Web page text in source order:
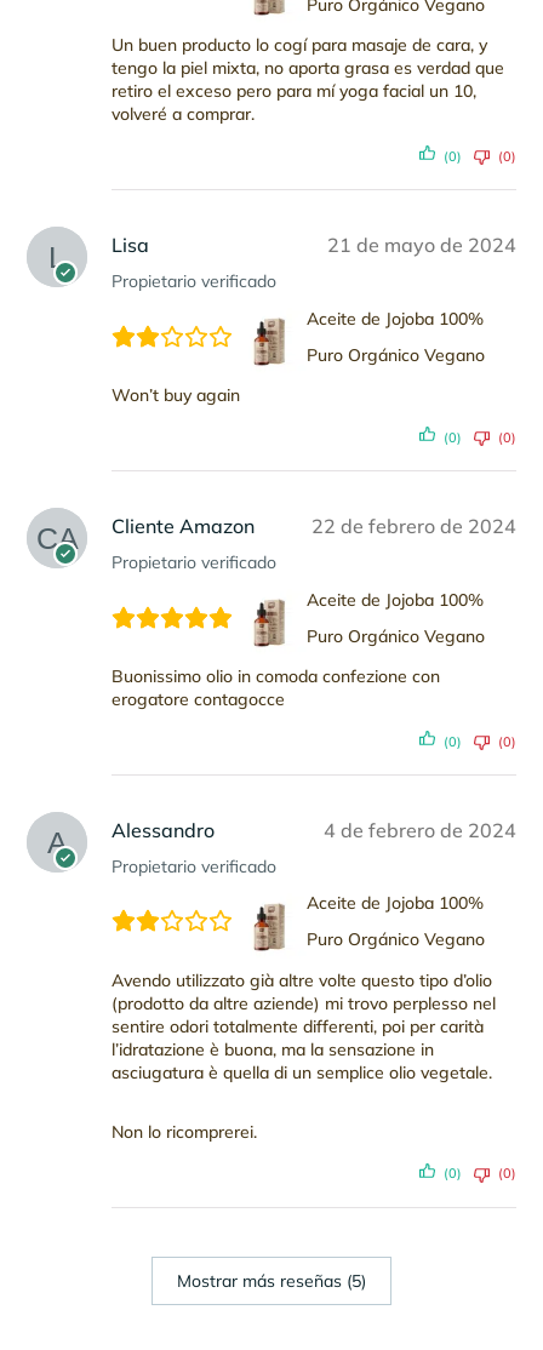
Puro Orgánico Vegano
Un buen producto lo cogí para masaje de cara, y
tengo la piel mixta, no aporta grasa es verdad que
retiro el exceso pero para mí yoga facial un 10,
volveré a comprar.
(0) (0)
Lisa
Propietario verificado
21 de mayo de 2024
Aceite de Jojoba 100%
Puro Orgánico Vegano
Won’t buy again
(0) (0)
Cliente Amazon
Propietario verificado
22 de febrero de 2024
Aceite de Jojoba 100%
Puro Orgánico Vegano
Buonissimo olio in comoda confezione con
erogatore contagocce
(0) (0)
Alessandro
Propietario verificado
4 de febrero de 2024
Aceite de Jojoba 100%
Puro Orgánico Vegano
Avendo utilizzato già altre volte questo tipo d’olio
(prodotto da altre aziende) mi trovo perplesso nel
sentire odori totalmente differenti, poi per carità
l’idratazione è buona, ma la sensazione in
asciugatura è quella di un semplice olio vegetale.
Non lo ricomprerei.
(0) (0)
Mostrar más reseñas (5)